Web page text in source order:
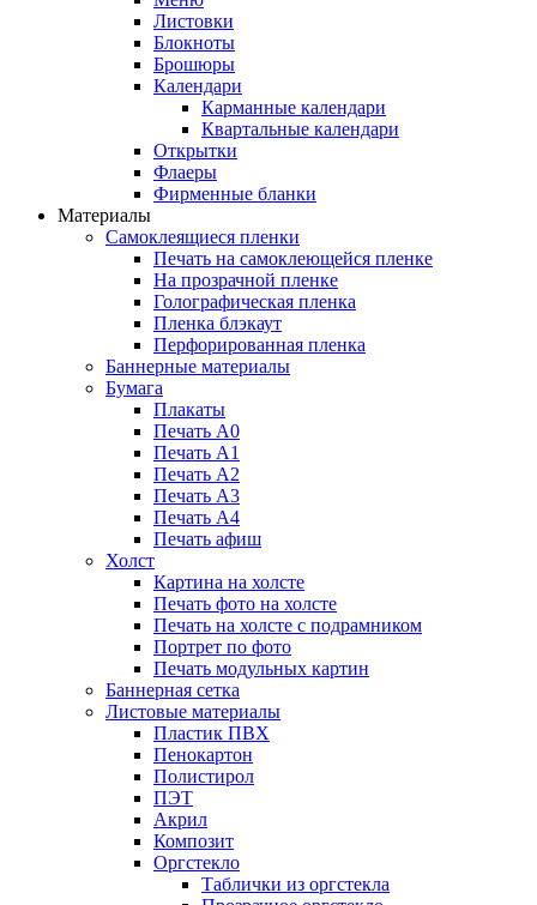
Листовки
Блокноты
Брошюры
Календари
Карманные календари
Квартальные календари
Открытки
Флаеры
Фирменные бланки
Материалы
Самоклеящиеся пленки
Печать на самоклеющейся пленке
На прозрачной пленке
Голографическая пленка
Пленка блэкаут
Перфорированная пленка
Баннерные материалы
Бумага
Плакаты
Печать А0
Печать А1
Печать А2
Печать А3
Печать А4
Печать афиш
Холст
Картина на холсте
Печать фото на холсте
Печать на холсте с подрамником
Портрет по фото
Печать модульных картин
Баннерная сетка
Листовые материалы
Пластик ПВХ
Пенокартон
Полистирол
ПЭТ
Акрил
Композит
Оргстекло
Таблички из оргстекла